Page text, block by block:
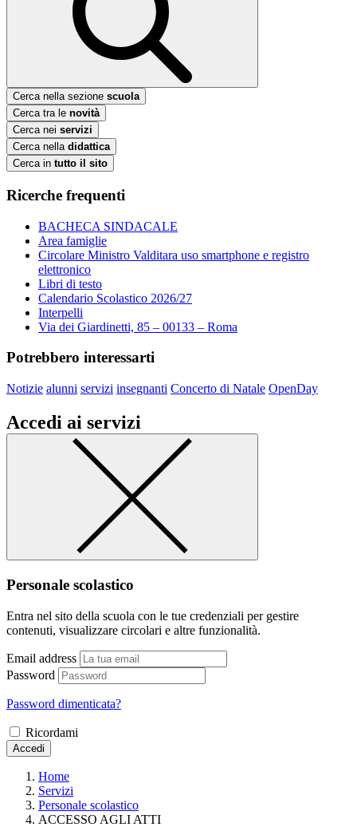
Cerca nella sezione scuola
Cerca tra le novità
Cerca nei servizi
Cerca nella didattica
Cerca in tutto il sito
Ricerche frequenti
BACHECA SINDACALE
Area famiglie
Circolare Ministro Valditara uso smartphone e registro
elettronico
Libri di testo
Calendario Scolastico 2026/27
Interpelli
Via dei Giardinetti, 85 – 00133 – Roma
Potrebbero interessarti
Notizie alunni servizi insegnanti Concerto di Natale OpenDay
Accedi ai servizi
Personale scolastico
Entra nel sito della scuola con le tue credenziali per gestire
contenuti, visualizzare circolari e altre funzionalità.
Email address
Password
Password dimenticata?
Ricordami
Accedi
Home
Servizi
Personale scolastico
ACCESSO AGLI ATTI